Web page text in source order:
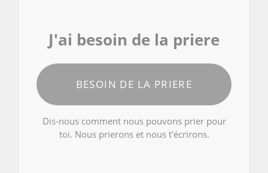
J'ai besoin de la priere
BESOIN DE LA PRIERE
Dis-nous comment nous pouvons prier pour
toi. Nous prierons et nous t'écrirons.